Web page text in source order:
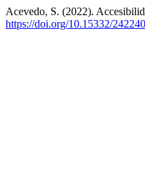
Acevedo, S. (2022).
https://doi.org/10.15332/